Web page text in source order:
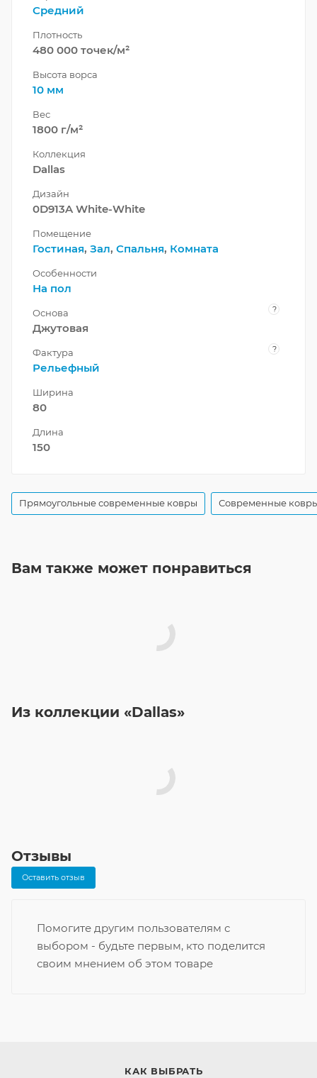
Средний
Плотность
480 000 точек/м²
Высота ворса
10 мм
Вес
1800 г/м²
Коллекция
Dallas
Дизайн
0D913A White-White
Помещение
Гостиная, Зал, Спальня, Комната
Особенности
На пол
Основа ?
Джутовая
Фактура ?
Рельефный
Ширина
80
Длина
150
Прямоугольные современные ковры Современные
Вам также может понравиться
Из коллекции «Dallas»
Отзывы
Оставить отзыв
Помогите другим пользователям с
выбором - будьте первым, кто поделится
своим мнением об этом товаре
КАК ВЫБРАТЬ